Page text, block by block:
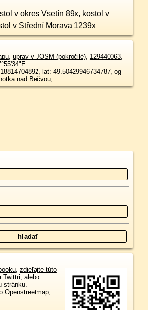
v okres Vsetín 89x, kostol v
v Střední Morava 1239x
, uprav v JOSM (pokročilé), 129440063,
lat: 49.50429946734787, og
nad Bečvou,
, zdieľajte túto
Twittri, alebo
stránku.
Openstreetmap,